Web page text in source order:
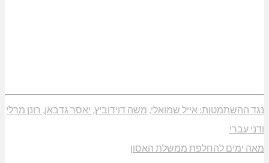
נגד ההשתמטות: אייל שמואלי, משה דוידוביץ, יאסר גדבאן, רונן מרלי
ודני עברי
מאה ימים להחלפת ממשלת האסון